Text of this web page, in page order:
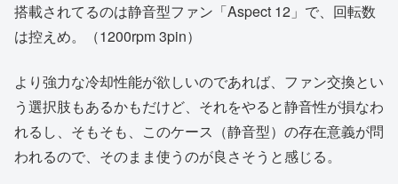
搭載されてるのは静音型ファン「Aspect 12」で、回転数
は控えめ。（1200rpm 3pin）
より強力な冷却性能が欲しいのであれば、ファン交換とい
う選択肢もあるかもだけど、それをやると静音性が損なわ
れるし、そもそも、このケース（静音型）の存在意義が問
われるので、そのまま使うのが良さそうと感じる。